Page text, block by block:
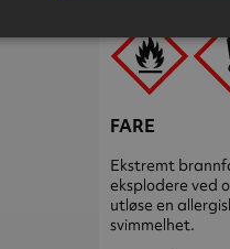
FARE
Ekstremt
eksplodere ved
utløse en
svimmelhet.